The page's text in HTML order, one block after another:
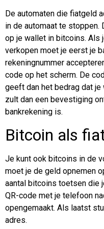
De automaten die fiatgeld
in de automaat te stoppen.
op je wallet in bitcoins.
verkopen moet je eerst je
rekeningnummer
code op het scherm. De
geeft dan het bedrag dat
zult dan een bevestiging
bankrekening is.
Bitcoin als
Je kunt ook bitcoins in de
moet je de geld opnemen
aantal bitcoins toetsen die
QR-code met je telefoon
opengemaakt. Als laatst
adres.